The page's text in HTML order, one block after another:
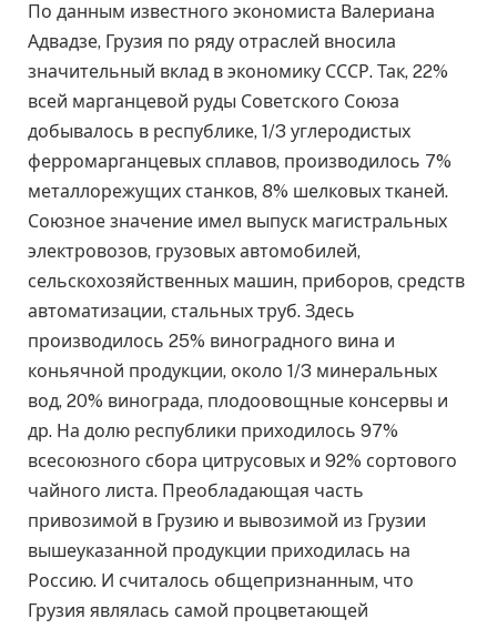
По данным известного экономиста Валериана
Адвадзе, Грузия по ряду отраслей вносила
значительный вклад в экономику СССР. Так, 22%
всей марганцевой руды Советского Союза
добывалось в республике, 1/3 углеродистых
ферромарганцевых сплавов, производилось 7%
металлорежущих станков, 8% шелковых тканей.
Союзное значение имел выпуск магистральных
электровозов, грузовых автомобилей,
сельскохозяйственных машин, приборов, средств
автоматизации, стальных труб. Здесь
производилось 25% виноградного вина и
коньячной продукции, около 1/3 минеральных
вод, 20% винограда, плодоовощные консервы и
др. На долю республики приходилось 97%
всесоюзного сбора цитрусовых и 92% сортового
чайного листа. Преобладающая часть
привозимой в Грузию и вывозимой из Грузии
вышеуказанной продукции приходилась на
Россию. И считалось общепризнанным, что
Грузия являлась самой процветающей